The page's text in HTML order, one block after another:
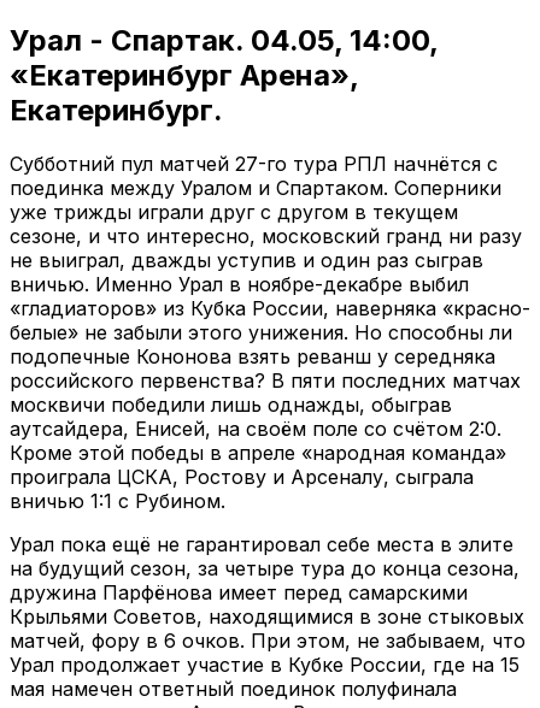
Урал - Спартак. 04.05, 14:00,
«Екатеринбург Арена»,
Екатеринбург.
Субботний пул матчей 27-го тура РПЛ начнётся с
поединка между Уралом и Спартаком. Соперники
уже трижды играли друг с другом в текущем
сезоне, и что интересно, московский гранд ни разу
не выиграл, дважды уступив и один раз сыграв
вничью. Именно Урал в ноябре-декабре выбил
«гладиаторов» из Кубка России, наверняка «красно-
белые» не забыли этого унижения. Но способны ли
подопечные Кононова взять реванш у середняка
российского первенства? В пяти последних матчах
москвичи победили лишь однажды, обыграв
аутсайдера, Енисей, на своём поле со счётом 2:0.
Кроме этой победы в апреле «народная команда»
проиграла ЦСКА, Ростову и Арсеналу, сыграла
вничью 1:1 с Рубином.
Урал пока ещё не гарантировал себе места в элите
на будущий сезон, за четыре тура до конца сезона,
дружина Парфёнова имеет перед самарскими
Крыльями Советов, находящимися в зоне стыковых
матчей, фору в 6 очков. При этом, не забываем, что
Урал продолжает участие в Кубке России, где на 15
мая намечен ответный поединок полуфинала